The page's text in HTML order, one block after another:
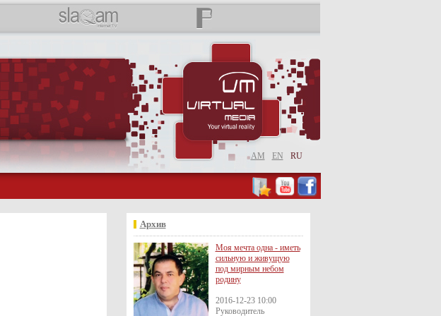
AM EN RU
Архив
Моя мечта одна - иметь
сильную и живущую
под мирным небом
родину
2016-12-23 10:00
Руководитель